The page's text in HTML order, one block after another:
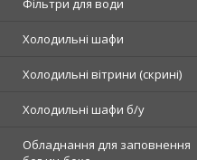
Фільтри для води
Холодильні шафи
Холодильні вітрини (скрині)
Холодильні шафи б/у
Обладнання для заповнення